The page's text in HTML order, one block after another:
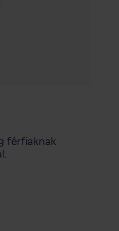
férfiaknak